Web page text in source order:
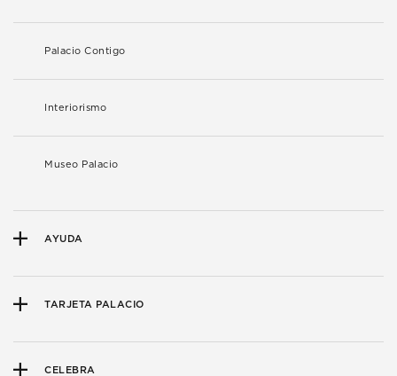
Palacio Contigo
Interiorismo
Museo Palacio
AYUDA
TARJETA PALACIO
CELEBRA